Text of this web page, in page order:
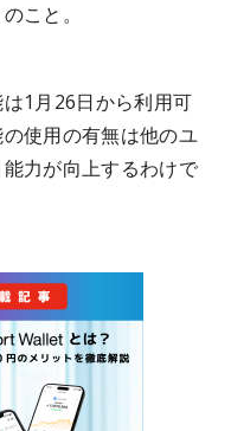
こと。
1月26日から利用可
使用の有無は他のユ
力が向上するわけで